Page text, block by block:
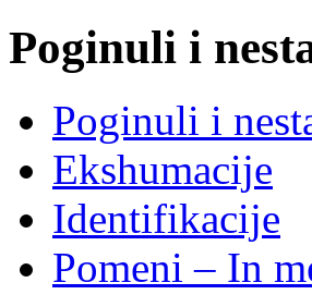
Poginuli i
Poginuli i
Ekshumacije
Identifikacije
Pomeni – In